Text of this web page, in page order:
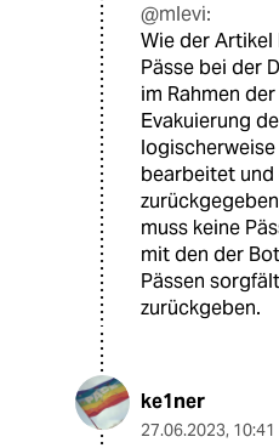
@mlevi:
Wie der
Pässe bei der
im Rahmen
Evakuierung
bearbeitet und
muss keine
mit den der
Pässen
zurückgeben.
ke1ner
27.06.2023,